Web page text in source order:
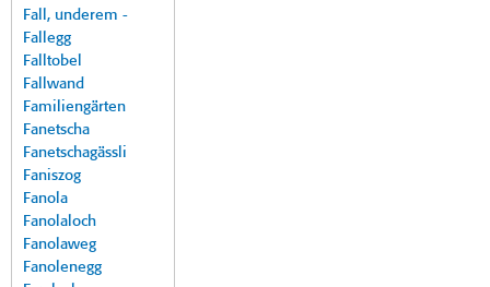
Fall, underem -
Fallegg
Falltobel
Fallwand
Familiengärten
Fanetscha
Fanetschagässli
Faniszog
Fanola
Fanolaloch
Fanolaweg
Fanolenegg